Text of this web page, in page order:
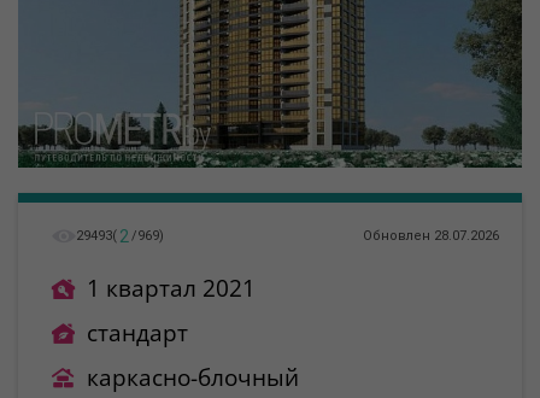
29493( 2 /969) Обновлен 28.07.2026
1 квартал 2021
стандарт
каркасно-блочный